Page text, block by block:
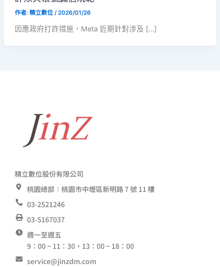
作者: 精立數位 /2026/01/26
因應政府打詐措施，Meta 近期針對涉及 […]
精立數位股份有限公司
桃園總部︱桃園市中壢區新明路 7 號 11 樓
03-2521246
03-5167037
週一至週五
9：00 ~ 11：30，13：00 ~ 18：00
service@jinzdm.com